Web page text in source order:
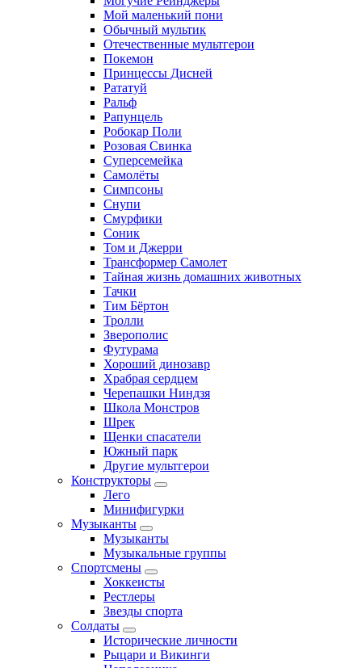
Мой маленький пони
Обычный мультик
Отечественные мультгерои
Покемон
Принцессы Дисней
Рататуй
Ральф
Рапунцель
Робокар Поли
Розовая Свинка
Суперсемейка
Самолёты
Симпсоны
Снупи
Смурфики
Соник
Том и Джерри
Трансформер Самолет
Тайная жизнь домашних животных
Тачки
Тим Бёртон
Тролли
Зверополис
Футурама
Хороший динозавр
Храбрая сердцем
Черепашки Ниндзя
Школа Монстров
Шрек
Щенки спасатели
Южный парк
Другие мультгерои
Конструкторы
Лего
Минифигурки
Музыканты
Музыканты
Музыкальные группы
Спортсмены
Хоккеисты
Рестлеры
Звезды спорта
Солдаты
Исторические личности
Рыцари и Викинги